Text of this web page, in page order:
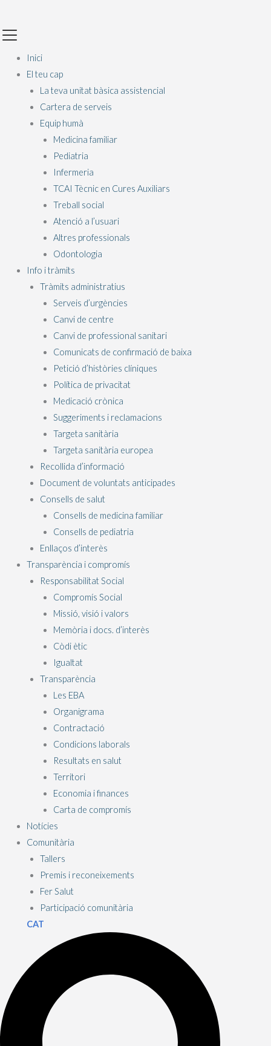
contingut
Inici
El teu cap
La teva unitat bàsica assistencial
Cartera de serveis
Equip humà
Medicina familiar
Pediatria
Infermeria
TCAI Tècnic en Cures Auxiliars
Treball social
Atenció a l’usuari
Altres professionals
Odontologia
Info i tràmits
Tràmits administratius
Serveis d’urgències
Canvi de centre
Canvi de professional sanitari
Comunicats de confirmació de baixa
Petició d’històries clíniques
Política de privacitat
Medicació crònica
Suggeriments i reclamacions
Targeta sanitària
Targeta sanitària europea
Recollida d’informació
Document de voluntats anticipades
Consells de salut
Consells de medicina familiar
Consells de pediatria
Enllaços d’interès
Transparència i compromís
Responsabilitat Social
Compromís Social
Missió, visió i valors
Memòria i docs. d’interès
Còdi ètic
Igualtat
Transparència
Les EBA
Organigrama
Contractació
Condicions laborals
Resultats en salut
Territori
Economia i finances
Carta de compromís
Notícies
Comunitària
Tallers
Premis i reconeixements
Fer Salut
Participació comunitària
CAT